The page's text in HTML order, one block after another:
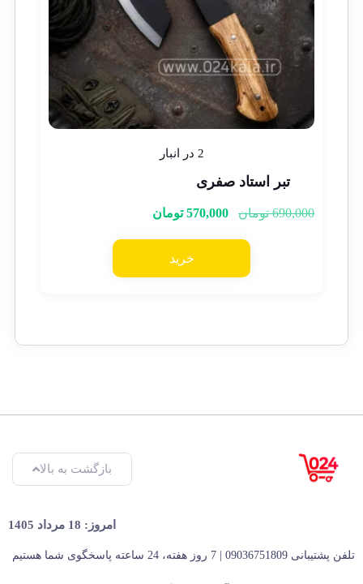
2 در انبار
تبر استاد صفری
690,000 تومان 570,000 تومان
خرید
بازگشت به بالا
امروز: 18 مرداد 1405
تلفن پشتیبانی 09036751809 | 7 روز هفته، 24 ساعته پاسخگوی شما هستیم